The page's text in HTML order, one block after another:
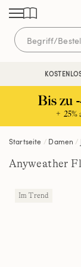
Direkt
zum
Inhalt
Direkt
zur
Navigation
Direkt
zur
Suche
Bis zu
+ 25%
Startseite Damen
Anyweather